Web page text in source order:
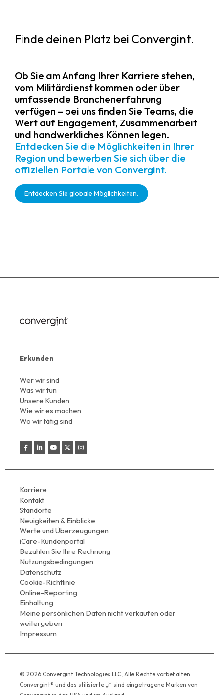
Finde deinen Platz bei Convergint.
Ob Sie am Anfang Ihrer Karriere stehen,
vom Militärdienst kommen oder über
umfassende Branchenerfahrung
verfügen – bei uns finden Sie Teams, die
Wert auf Engagement, Zusammenarbeit
und handwerkliches Können legen.
Entdecken Sie die Möglichkeiten in Ihrer
Region und bewerben Sie sich über die
offiziellen Portale von Convergint.
Entdecken Sie globale Möglichkeiten.
Erkunden
Wer wir sind
Was wir tun
Unsere Kunden
Wie wir es machen
Wo wir tätig sind
Karriere
Kontakt
Standorte
Neuigkeiten & Einblicke
Werte und Überzeugungen
iCare-Kundenportal
Bezahlen Sie Ihre Rechnung
Nutzungsbedingungen
Datenschutz
Cookie-Richtlinie
Online-Reporting
Einhaltung
Meine persönlichen Daten nicht verkaufen oder
weitergeben
Impressum
© 2026 Convergint Technologies LLC, Alle Rechte vorbehalten.
Convergint® und das stilisierte „i“ sind eingetragene Marken von